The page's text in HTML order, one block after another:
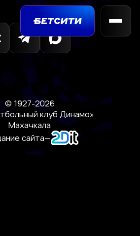
© 1927-2026
клуб Динамо»
Махачкала
сайта—